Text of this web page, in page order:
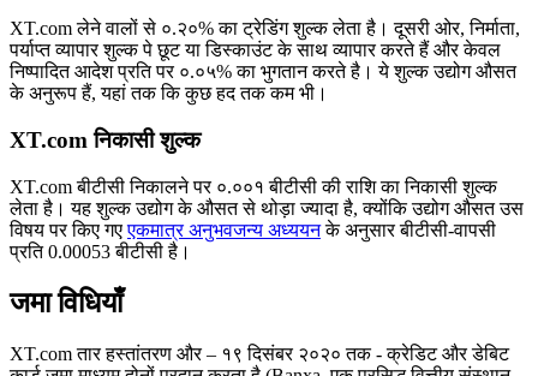
XT.com लेने वालों से ०.२०% का ट्रेडिंग शुल्क लेता है। दूसरी ओर, निर्माता,
पर्याप्त व्यापार शुल्क पे छूट या डिस्काउंट के साथ व्यापार करते हैं और केवल
निष्पादित आदेश प्रति पर ०.०५% का भुगतान करते है। ये शुल्क उद्योग औसत
के अनुरूप हैं, यहां तक कि कुछ हद तक कम भी।
XT.com निकासी शुल्क
XT.com बीटीसी निकालने पर ०.००१ बीटीसी की राशि का निकासी शुल्क
लेता है। यह शुल्क उद्योग के औसत से थोड़ा ज्यादा है, क्योंकि उद्योग औसत उस
विषय पर किए गएएकमात्र अनुभवजन्य अध्ययनके अनुसार बीटीसी-वापसी
प्रति 0.00053 बीटीसी है।
जमा विधियाँ
XT.com तार हस्तांतरण और – १९ दिसंबर २०२० तक - क्रेडिट और डेबिट